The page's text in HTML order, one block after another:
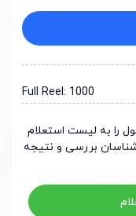
Full Reel: 1000
را به لیست استعلام
بررسی و نتیجه